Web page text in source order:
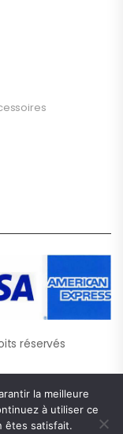
réservés
la meilleure
à utiliser ce
êtes satisfait.